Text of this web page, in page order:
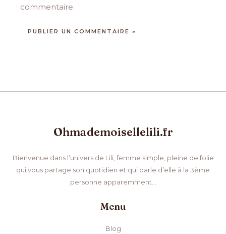
commentaire.
Ohmademoisellelili.fr
Bienvenue dans l’univers de Lili, femme simple, pleine de folie
qui vous partage son quotidien et qui parle d’elle à la 3ème
personne apparemment…
Menu
Blog